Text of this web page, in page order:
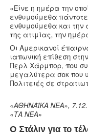
«Είνε η ημέρα την
ενθυμούμεθα
ενθυμούμεθα και
της ατιμίας, την
Οι Αμερικανοί
ιαπωνική επίθεση
Περλ Χάρμπορ, που
μεγαλύτερα σοκ που
Πολιτειές σε
«ΑΘΗΝΑΪΚΑ ΝΕΑ»,
«ΤΑ ΝΕΑ»
Ο Στάλιν για το